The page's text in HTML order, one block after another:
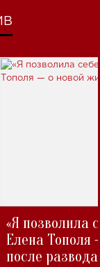
«Я позволила
Елена Тополя
после развода